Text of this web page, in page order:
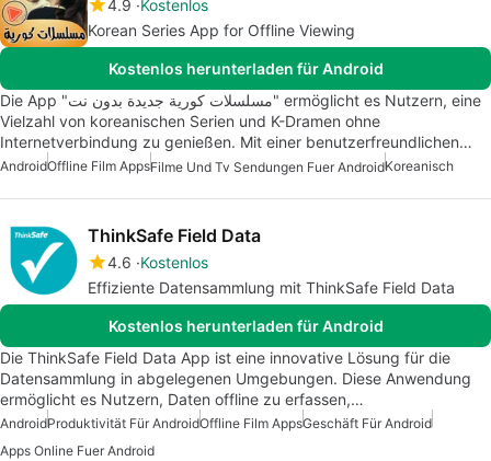
4.9 Kostenlos
Korean Series App for Offline Viewing
Kostenlos herunterladen für Android
Die App "مسلسلات كورية جديدة بدون نت" ermöglicht es Nutzern, eine
Vielzahl von koreanischen Serien und K-Dramen ohne
Internetverbindung zu genießen. Mit einer benutzerfreundlichen…
AndroidOffline Film AppsFilme Und Tv Sendungen Fuer AndroidKoreanisch
ThinkSafe Field Data
4.6 Kostenlos
Effiziente Datensammlung mit ThinkSafe Field Data
Kostenlos herunterladen für Android
Die ThinkSafe Field Data App ist eine innovative Lösung für die
Datensammlung in abgelegenen Umgebungen. Diese Anwendung
ermöglicht es Nutzern, Daten offline zu erfassen,…
AndroidProduktivität Für AndroidOffline Film AppsGeschäft Für Android
Apps Online Fuer Android